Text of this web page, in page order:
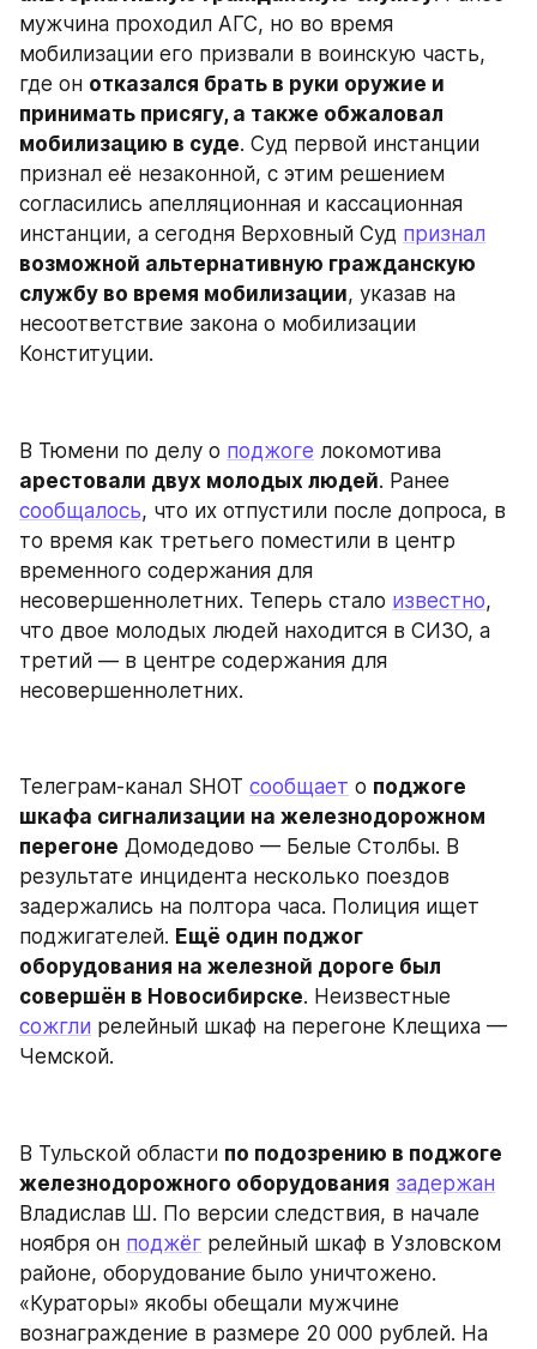
мужчина проходил АГС, но во время
мобилизации его призвали в воинскую часть,
где он отказался брать в руки оружие и
принимать присягу, а также обжаловал
мобилизацию в суде. Суд первой инстанции
признал её незаконной, с этим решением
согласились апелляционная и кассационная
инстанции, а сегодня Верховный Суд признал
возможной альтернативную гражданскую
службу во время мобилизации, указав на
несоответствие закона о мобилизации
Конституции.
В Тюмени по делу о поджоге
арестовали двух молодых людей
сообщалось, что их отпустили после допроса, в
то время как третьего поместили в центр
временного содержания для
несовершеннолетних. Теперь стало известно,
что двое молодых людей находится в СИЗО, а
третий — в центре содержания для
несовершеннолетних.
Телеграм-канал SHOT сообщает о поджоге
шкафа сигнализации на железнодорожном
перегоне Домодедово — Белые Столбы. В
результате инцидента несколько поездов
задержались на полтора часа. Полиция ищет
поджигателей. Ещё один поджог
оборудования на железной дороге был
совершён в Новосибирске
сожгли релейный шкаф на перегоне Клещиха —
Чемской.
В Тульской области по подозрению в поджоге
железнодорожного оборудования задержан
Владислав Ш. По версии следствия, в начале
ноября он поджёг релейный шкаф в Узловском
районе, оборудование было уничтожено.
«Кураторы» якобы обещали мужчине
вознаграждение в размере 20 000 рублей. На